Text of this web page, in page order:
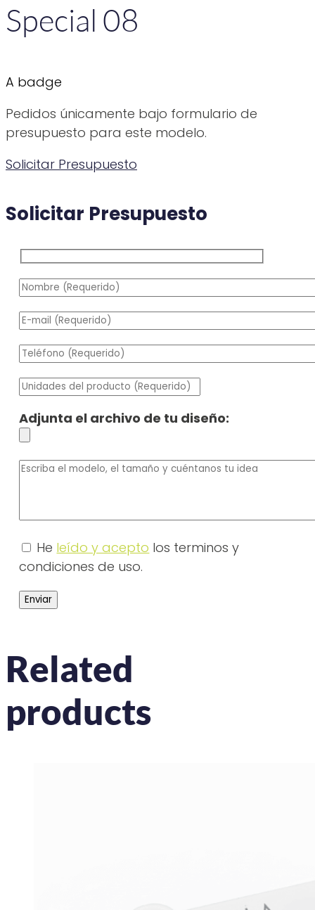
Special 08
A badge
Pedidos únicamente bajo formulario de
presupuesto para este modelo.
Solicitar Presupuesto
Solicitar Presupuesto
Adjunta el archivo de tu diseño:
He leído y acepto los terminos y
condiciones de uso.
Related
products